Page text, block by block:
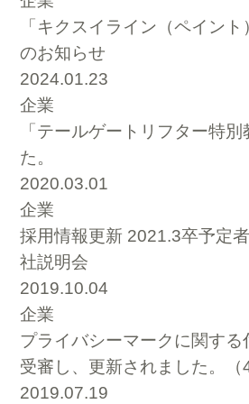
「キクスイライン（ペイン
のお知らせ
2024.01.23
企業
「テールゲートリフター特
た。
2020.03.01
企業
採用情報更新 2021.3卒予定
社説明会
2019.10.04
企業
プライバシーマークに関する
受審し、更新されました。（
2019.07.19